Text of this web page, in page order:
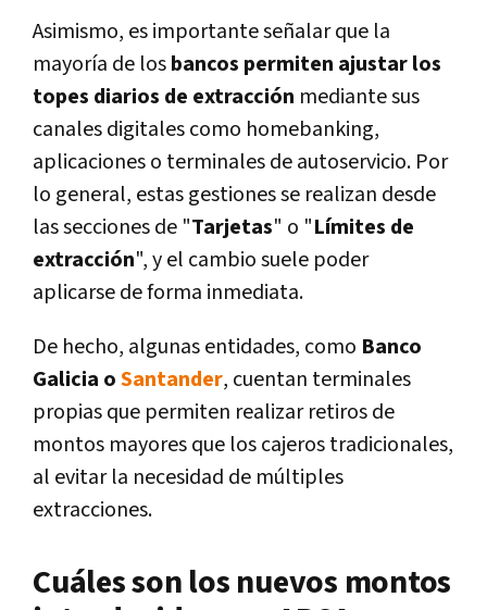
Asimismo, es importante señalar que la
mayoría de losbancos permiten ajustar los
topes diarios de extracción mediante sus
canales digitales como homebanking,
aplicaciones o terminales de autoservicio. Por
lo general, estas gestiones se realizan desde
las secciones de "Tarjetas" o "Límites de
extracción", y el cambio suele poder
aplicarse de forma inmediata.
De hecho, algunas entidades, como Banco
Galicia oSantander, cuentan terminales
propias que permiten realizar retiros de
montos mayores que los cajeros tradicionales,
al evitar la necesidad de múltiples
extracciones.
Cuáles son los nuevos montos